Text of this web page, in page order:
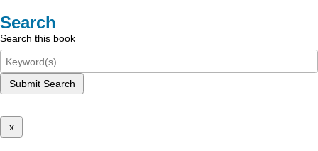
Search
Search this book
Submit Search
x